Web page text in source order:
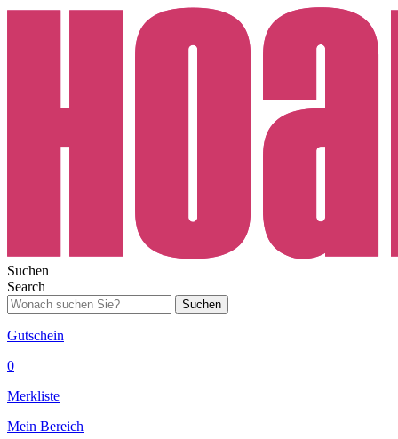
Suchen
Search
Suchen
Gutschein
0
Merkliste
Mein Bereich